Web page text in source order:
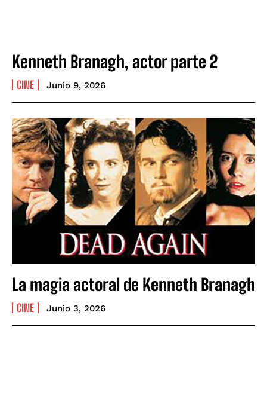
Kenneth Branagh, actor parte 2
CINE Junio 9, 2026
La magia actoral de Kenneth Branagh
CINE Junio 3, 2026